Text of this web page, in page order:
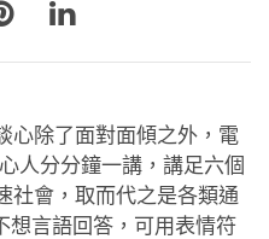
心除了面對面傾之外，電
人分分鐘一講，講足六個
社會，取而代之是各類通
想言語回答，可用表情符